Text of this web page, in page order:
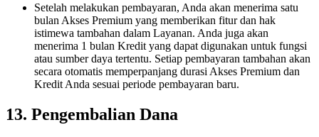
Setelah melakukan pembayaran, Anda akan menerima satu
bulan Akses Premium yang memberikan fitur dan hak
istimewa tambahan dalam Layanan. Anda juga akan
menerima 1 bulan Kredit yang dapat digunakan untuk fungsi
atau sumber daya tertentu. Setiap pembayaran tambahan akan
secara otomatis memperpanjang durasi Akses Premium dan
Kredit Anda sesuai periode pembayaran baru.
13. Pengembalian Dana